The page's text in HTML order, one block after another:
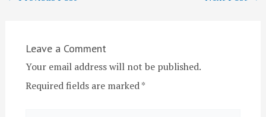
Leave a Comment
Your email address will not be published.
Required fields are marked*